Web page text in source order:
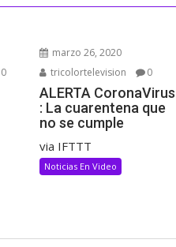
0
marzo 26, 2020
tricolortelevision
0
ALERTA CoronaVirus
: La cuarentena que
no se cumple
via IFTTT
Noticias En Video